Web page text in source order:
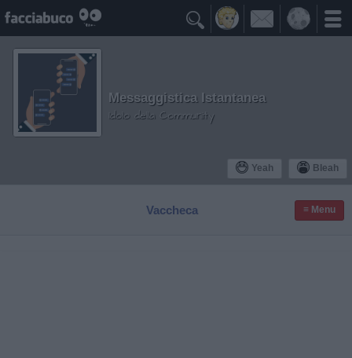

Yeah Bleah
Messaggistica Istantanea
Idolo della Community
Vaccheca ≡ Menu